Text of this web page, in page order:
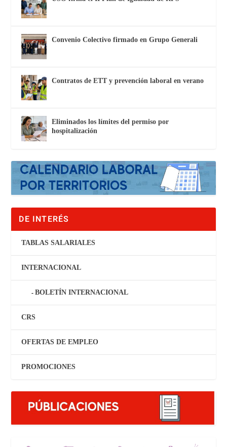
Convenio Colectivo firmado en Grupo Generali
Contratos de ETT y prevención laboral en verano
Eliminados los límites del permiso por
hospitalización
DE INTERÉS
TABLAS SALARIALES
INTERNACIONAL
BOLETÍN INTERNACIONAL
CRS
OFERTAS DE EMPLEO
PROMOCIONES